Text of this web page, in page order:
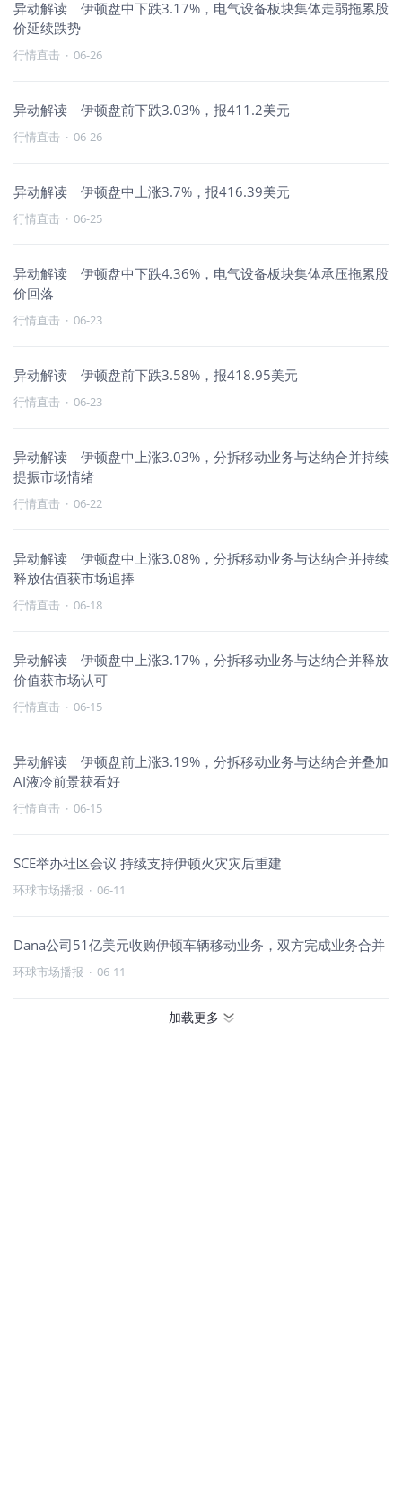
异动解读｜伊顿盘中下跌3.17%，电气设备板块集体走弱拖累股
价延续跌势
行情直击 · 06-26
异动解读｜伊顿盘前下跌3.03%，报411.2美元
行情直击 · 06-26
异动解读｜伊顿盘中上涨3.7%，报416.39美元
行情直击 · 06-25
异动解读｜伊顿盘中下跌4.36%，电气设备板块集体承压拖累股
价回落
行情直击 · 06-23
异动解读｜伊顿盘前下跌3.58%，报418.95美元
行情直击 · 06-23
异动解读｜伊顿盘中上涨3.03%，分拆移动业务与达纳合并持续
提振市场情绪
行情直击 · 06-22
异动解读｜伊顿盘中上涨3.08%，分拆移动业务与达纳合并持续
释放估值获市场追捧
行情直击 · 06-18
异动解读｜伊顿盘中上涨3.17%，分拆移动业务与达纳合并释放
价值获市场认可
行情直击 · 06-15
异动解读｜伊顿盘前上涨3.19%，分拆移动业务与达纳合并叠加
AI液冷前景获看好
行情直击 · 06-15
SCE举办社区会议 持续支持伊顿火灾灾后重建
环球市场播报 · 06-11
Dana公司51亿美元收购伊顿车辆移动业务，双方完成业务合并
环球市场播报 · 06-11
加载更多